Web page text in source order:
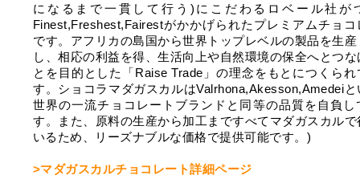
になるまで一貫して行う)にこだわるロベール社が
Finest,Freshest,Fairestがかかげられたプレミアムチョコ
です。アフリカの島国から世界トップレベルの製品を生
し、相応の利益を得、生活向上や自然環境の保全へとつ
とを目的とした「Raise Trade」の理念をもとにつくられ
す。ショコラマダガスカルはValrhona,Akesson,Amedeiと
世界の一流チョコレートブランドと同等の品質を自負し
す。また、原料の生産から加工まですべてマダガスカル
いるため、リーズナブルな価格で提供可能です。)
>マダガスカルチョコレート詳細ページ